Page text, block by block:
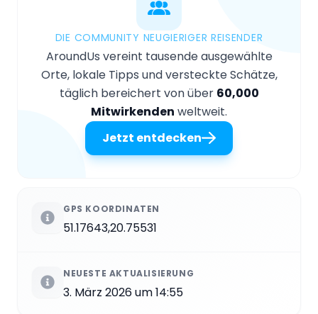
DIE COMMUNITY NEUGIERIGER REISENDER
AroundUs vereint tausende ausgewählte
Orte, lokale Tipps und versteckte Schätze,
täglich bereichert von über 60,000
Mitwirkenden weltweit.
Jetzt entdecken
GPS KOORDINATEN
51.17643,20.75531
NEUESTE AKTUALISIERUNG
3. März 2026 um 14:55